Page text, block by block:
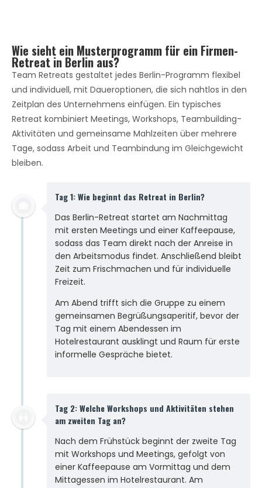
Wie sieht ein Musterprogramm für ein Firmen-
Retreat in Berlin aus?
Team Retreats gestaltet jedes Berlin-Programm flexibel
und individuell, mit Daueroptionen, die sich nahtlos in den
Zeitplan des Unternehmens einfügen. Ein typisches
Retreat kombiniert Meetings, Workshops, Teambuilding-
Aktivitäten und gemeinsame Mahlzeiten über mehrere
Tage, sodass Arbeit und Teambindung im Gleichgewicht
bleiben.
Tag 1: Wie beginnt das Retreat in Berlin?
Das Berlin-Retreat startet am Nachmittag
mit ersten Meetings und einer Kaffeepause,
sodass das Team direkt nach der Anreise in
den Arbeitsmodus findet. Anschließend bleibt
Zeit zum Frischmachen und für individuelle
Freizeit.
Am Abend trifft sich die Gruppe zu einem
gemeinsamen Begrüßungsaperitif, bevor der
Tag mit einem Abendessen im
Hotelrestaurant ausklingt und Raum für erste
informelle Gespräche bietet.
Tag 2: Welche Workshops und Aktivitäten stehen
am zweiten Tag an?
Nach dem Frühstück beginnt der zweite Tag
mit Workshops und Meetings, gefolgt von
einer Kaffeepause am Vormittag und dem
Mittagessen im Hotelrestaurant. Am